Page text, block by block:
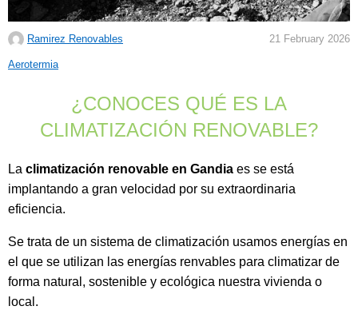
Ramirez Renovables 21 February 2026
C
o
r
i
s
:
Aerotermia
¿CONOCES QUÉ ES LA
CLIMATIZACIÓN RENOVABLE?
La climatización renovable en Gandia es se está
implantando a gran velocidad por su extraordinaria
eficiencia.
Se trata de un sistema de climatización usamos energías en
el que se utilizan las energías renvables para climatizar de
forma natural, sostenible y ecológica nuestra vivienda o
local.